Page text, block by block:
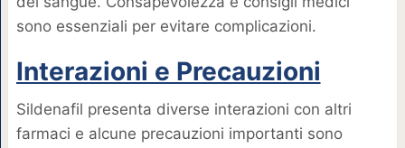
sono essenziali per evitare complicazioni.
Interazioni e Precauzioni
Sildenafil presenta diverse interazioni con altri
farmaci e alcune precauzioni importanti sono